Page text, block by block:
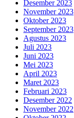
Desember 2023
November 2023
Oktober 2023
September 2023
Agustus 2023
Juli 2023
Juni 2023
Mei 2023
April 2023
Maret 2023
Februari 2023
Desember 2022
November 2022